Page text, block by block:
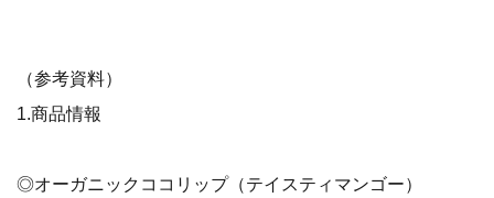
（参考資料）
1.商品情報
◎オーガニックココリップ（テイスティマンゴー）